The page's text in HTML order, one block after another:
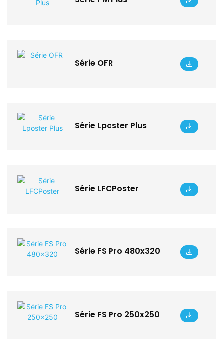
Série OFR
Série Lposter Plus
Série LFCPoster
Série FS Pro 480x320
Série FS Pro 250x250